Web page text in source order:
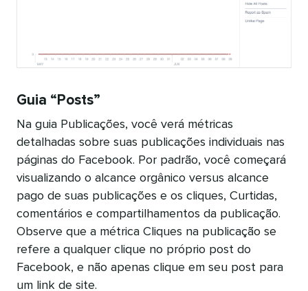
Guia “Posts”
Na guia Publicações, você verá métricas
detalhadas sobre suas publicações individuais nas
páginas do Facebook. Por padrão, você começará
visualizando o alcance orgânico versus alcance
pago de suas publicações e os cliques, Curtidas,
comentários e compartilhamentos da publicação.
Observe que a métrica Cliques na publicação se
refere a qualquer clique no próprio post do
Facebook, e não apenas clique em seu post para
um link de site.